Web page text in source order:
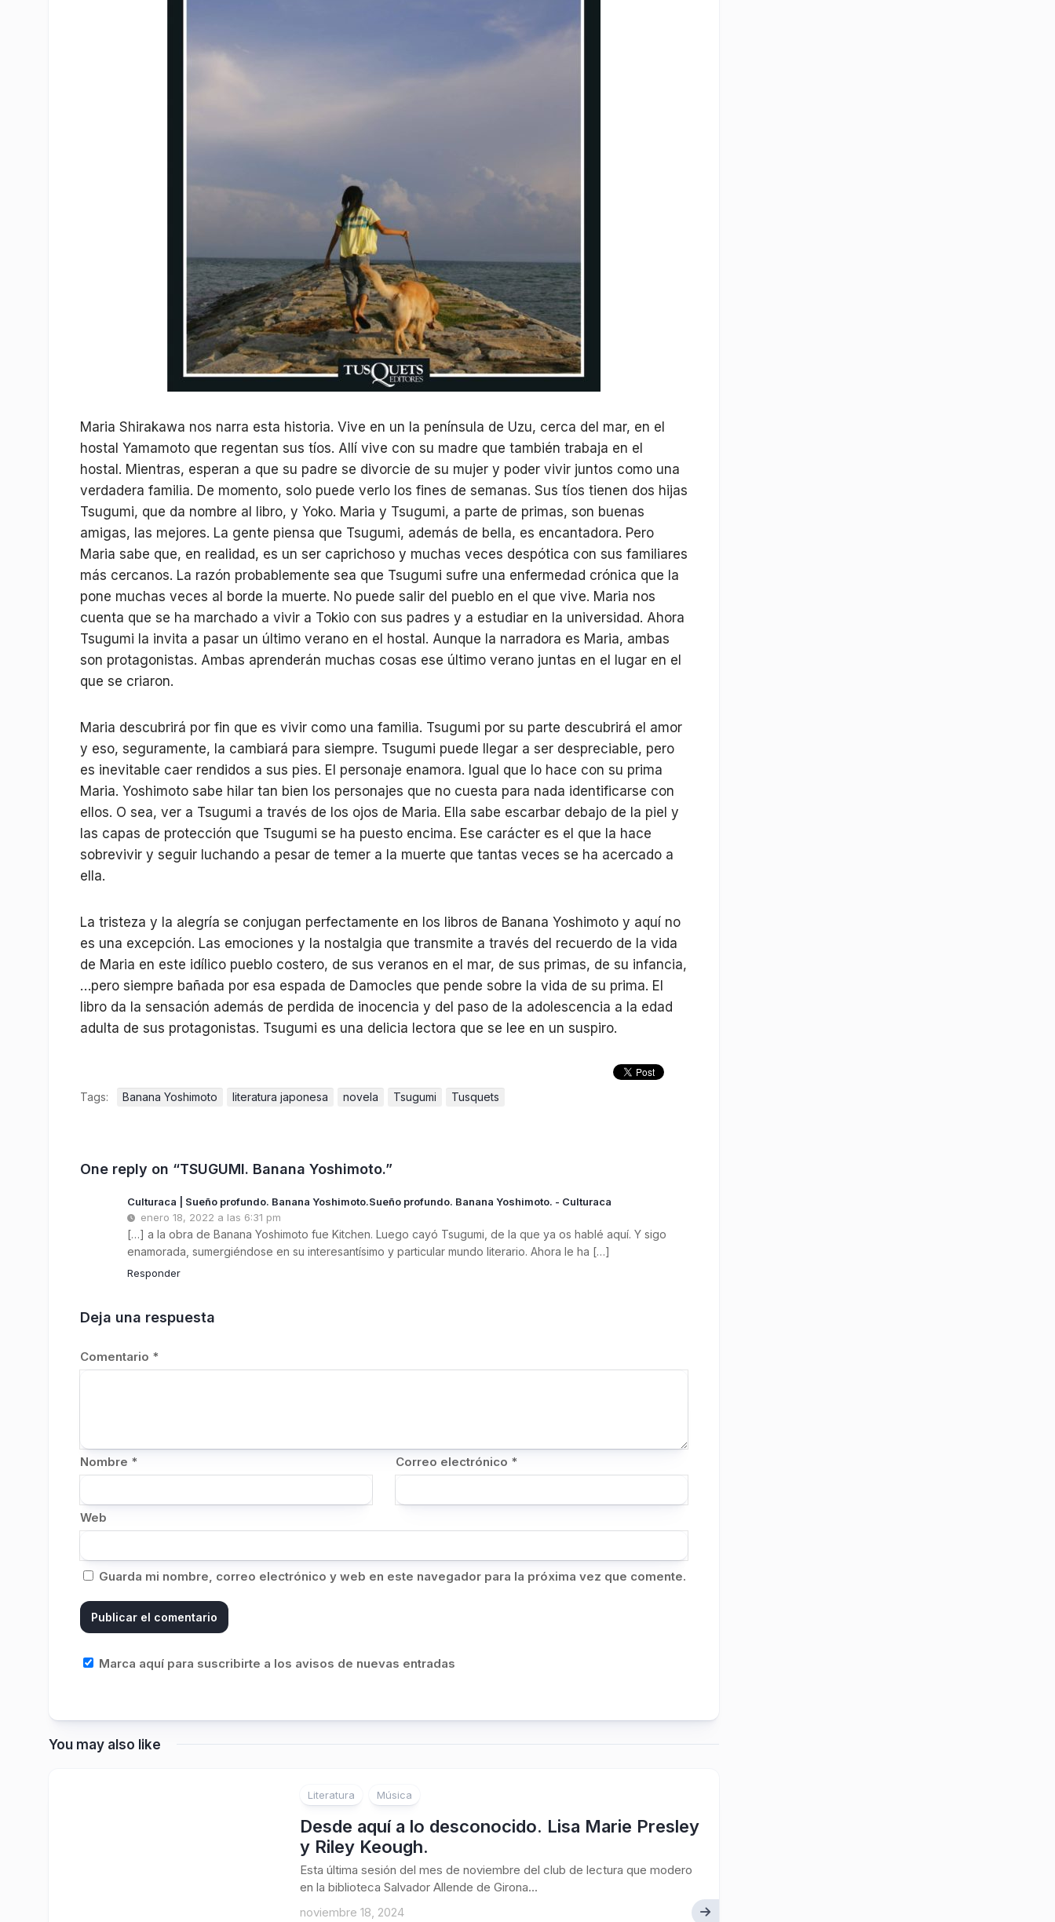
Maria Shirakawa nos narra esta historia. Vive en un la península de Uzu, cerca del mar, en el
hostal Yamamoto que regentan sus tíos. Allí vive con su madre que también trabaja en el
hostal. Mientras, esperan a que su padre se divorcie de su mujer y poder vivir juntos como una
verdadera familia. De momento, solo puede verlo los fines de semanas. Sus tíos tienen dos hijas
Tsugumi, que da nombre al libro, y Yoko. Maria y Tsugumi, a parte de primas, son buenas
amigas, las mejores. La gente piensa que Tsugumi, además de bella, es encantadora. Pero
Maria sabe que, en realidad, es un ser caprichoso y muchas veces despótica con sus familiares
más cercanos. La razón probablemente sea que Tsugumi sufre una enfermedad crónica que la
pone muchas veces al borde la muerte. No puede salir del pueblo en el que vive. Maria nos
cuenta que se ha marchado a vivir a Tokio con sus padres y a estudiar en la universidad. Ahora
Tsugumi la invita a pasar un último verano en el hostal. Aunque la narradora es Maria, ambas
son protagonistas. Ambas aprenderán muchas cosas ese último verano juntas en el lugar en el
que se criaron.
Maria descubrirá por fin que es vivir como una familia. Tsugumi por su parte descubrirá el amor
y eso, seguramente, la cambiará para siempre. Tsugumi puede llegar a ser despreciable, pero
es inevitable caer rendidos a sus pies. El personaje enamora. Igual que lo hace con su prima
Maria. Yoshimoto sabe hilar tan bien los personajes que no cuesta para nada identificarse con
ellos. O sea, ver a Tsugumi a través de los ojos de Maria. Ella sabe escarbar debajo de la piel y
las capas de protección que Tsugumi se ha puesto encima. Ese carácter es el que la hace
sobrevivir y seguir luchando a pesar de temer a la muerte que tantas veces se ha acercado a
ella.
La tristeza y la alegría se conjugan perfectamente en los libros de Banana Yoshimoto y aquí no
es una excepción. Las emociones y la nostalgia que transmite a través del recuerdo de la vida
de Maria en este idílico pueblo costero, de sus veranos en el mar, de sus primas, de su infancia,
…pero siempre bañada por esa espada de Damocles que pende sobre la vida de su prima. El
libro da la sensación además de perdida de inocencia y del paso de la adolescencia a la edad
adulta de sus protagonistas. Tsugumi es una delicia lectora que se lee en un suspiro.
Tags: Banana Yoshimoto literatura japonesa novela Tsugumi Tusquets
One reply on “TSUGUMI. Banana Yoshimoto.”
Culturaca | Sueño profundo. Banana Yoshimoto.Sueño profundo. Banana Yoshimoto. - Culturaca
enero 18, 2022 a las 6:31 pm
[…] a la obra de Banana Yoshimoto fue Kitchen. Luego cayó Tsugumi, de la que ya os hablé aquí. Y sigo
enamorada, sumergiéndose en su interesantísimo y particular mundo literario. Ahora le ha […]
Responder
Deja una respuesta
Comentario *
Nombre * Correo electrónico *
Web
Guarda mi nombre, correo electrónico y web en este navegador para la próxima vez que comente.
Marca aquí para suscribirte a los avisos de nuevas entradas
You may also like
Literatura Música
Desde aquí a lo desconocido. Lisa Marie Presley
y Riley Keough.
Esta última sesión del mes de noviembre del club de lectura que modero
en la biblioteca Salvador Allende de Girona...
noviembre 18, 2024